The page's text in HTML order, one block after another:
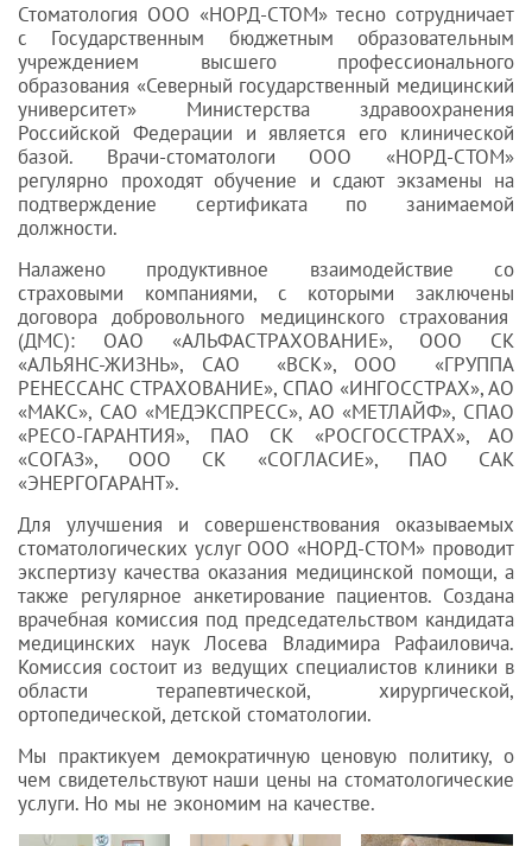
Стоматология ООО «НОРД-СТОМ» тесно сотрудничает
с Государственным бюджетным образовательным
учреждением высшего профессионального
образования «Северный государственный медицинский
университет» Министерства здравоохранения
Российской Федерации и является его клинической
базой. Врачи-стоматологи ООО «НОРД-СТОМ»
регулярно проходят обучение и сдают экзамены на
подтверждение сертификата по занимаемой
должности.
Налажено продуктивное взаимодействие со
страховыми компаниями, с которыми заключены
договора добровольного медицинского страхования
(ДМС): ОАО «АЛЬФАСТРАХОВАНИЕ», ООО СК
«АЛЬЯНС-ЖИЗНЬ», САО «ВСК», ООО «ГРУППА
РЕНЕССАНС СТРАХОВАНИЕ», СПАО «ИНГОССТРАХ», АО
«МАКС», САО «МЕДЭКСПРЕСС», АО «МЕТЛАЙФ», СПАО
«РЕСО-ГАРАНТИЯ», ПАО СК «РОСГОССТРАХ», АО
«СОГАЗ», ООО СК «СОГЛАСИЕ», ПАО САК
«ЭНЕРГОГАРАНТ».
Для улучшения и совершенствования оказываемых
стоматологических услуг ООО «НОРД-СТОМ» проводит
экспертизу качества оказания медицинской помощи, а
также регулярное анкетирование пациентов. Создана
врачебная комиссия под председательством кандидата
медицинских наук Лосева Владимира Рафаиловича.
Комиссия состоит из ведущих специалистов клиники в
области терапевтической, хирургической,
ортопедической, детской стоматологии.
Мы практикуем демократичную ценовую политику, о
чем свидетельствуют наши цены на стоматологические
услуги. Но мы не экономим на качестве.